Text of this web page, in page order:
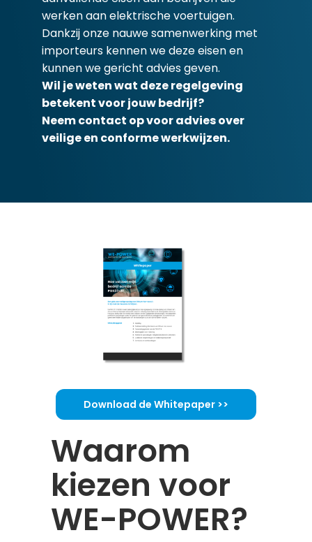
werken aan elektrische voertuigen.
Dankzij onze nauwe samenwerking met
importeurs kennen we deze eisen en
kunnen we gericht advies geven.
Wil je weten wat deze regelgeving
betekent voor jouw bedrijf?
Neem contact op voor advies over
veilige en conforme werkwijzen.
Download de Whitepaper >>
Waarom
kiezen voor
WE-POWER?